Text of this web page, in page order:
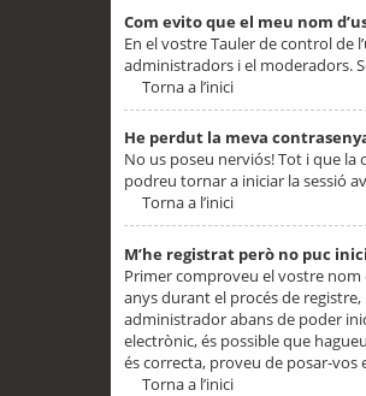
Com evito que el meu nom
En el vostre Tauler de control de
administradors i el moderadors.
Torna a l’inici
He perdut la meva
No us poseu nerviós! Tot i que la
podreu tornar a iniciar la sessió
Torna a l’inici
M’he registrat però no puc
Primer comproveu el vostre nom
anys durant el procés de
administrador abans de poder
electrònic, és possible que
és correcta, proveu de posar-vos
Torna a l’inici